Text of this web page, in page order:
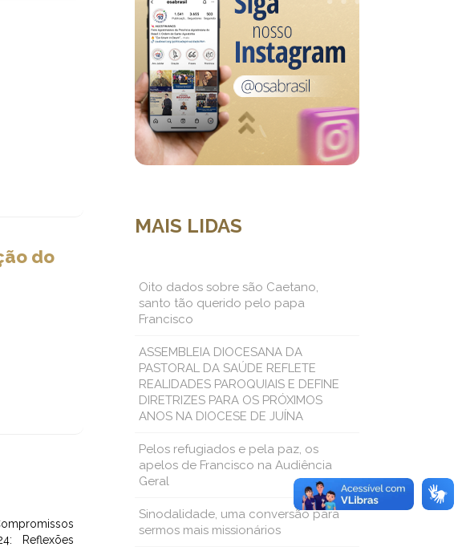
do
Reflexões
MAIS LIDAS
Oito dados sobre são Caetano,
santo tão querido pelo papa
Francisco
ASSEMBLEIA DIOCESANA DA
PASTORAL DA SAÚDE REFLETE
REALIDADES PAROQUIAIS E DEFINE
DIRETRIZES PARA OS PRÓXIMOS
ANOS NA DIOCESE DE JUÍNA
Pelos refugiados e pela paz, os
apelos de Francisco na Audiência
Geral
Sinodalidade, uma conversão para
sermos mais missionários